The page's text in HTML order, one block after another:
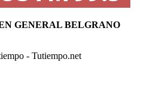
GENERAL BELGRANO
- Tutiempo.net